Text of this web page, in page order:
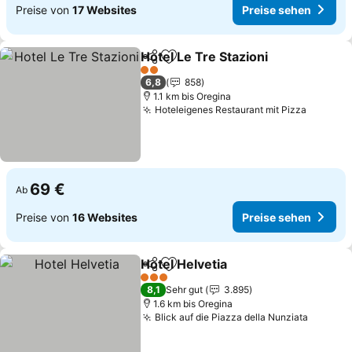
Preise von 17 Websites Preise sehen
TeilenZu Favoriten hinzufügen
Hotel Le Tre Stazioni
2 Sterne
6,8
858
1.1 km bis Oregina
Hoteleigenes Restaurant mit Pizza
Ab 69 €
Preise von 16 Websites Preise sehen
TeilenZu Favoriten hinzufügen
Hotel Helvetia
3 Sterne
8,1 Sehr gut
3.895
1.6 km bis Oregina
Blick auf die Piazza della Nunziata